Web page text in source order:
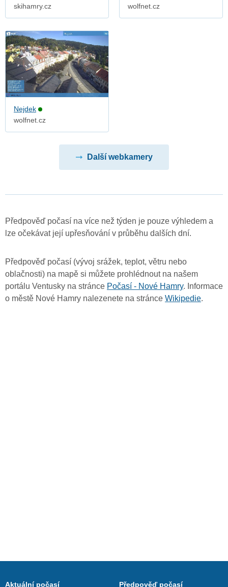
skihamry.cz
wolfnet.cz
Nejdek
wolfnet.cz
Další webkamery
Předpověď počasí na více než týden je pouze výhledem a
lze očekávat její upřesňování v průběhu dalších dní.
Předpověď počasí (vývoj srážek, teplot, větru nebo
oblačnosti) na mapě si můžete prohlédnout na našem
portálu Ventusky na stránce Počasí - Nové Hamry. Informace
o městě Nové Hamry nalezenete na stránce Wikipedie.
Aktuální počasí
Předpověď počasí